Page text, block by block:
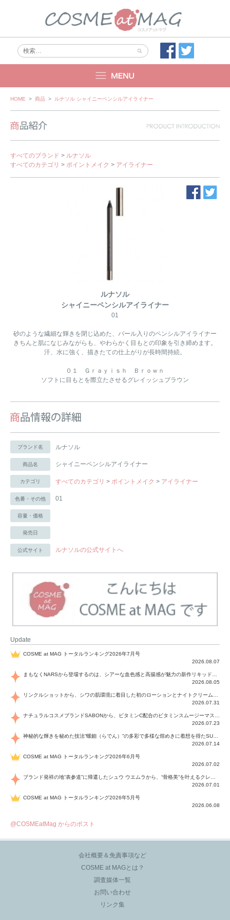
Skip
HOME > 商品 > ルナソル シャイニーペンシルアイライナー
すべてのブランド > ルナソル
すべてのカテゴリ > ポイントメイク > アイライナー
ルナソル
シャイニーペンシルアイライナー
01
砂のような繊細な輝きを閉じ込めた、パール入りのペンシルアイライナー
きちんと肌になじみながらも、やわらかく目もとの印象を引き締めます。
汗、水に強く、描きたての仕上がりが長時間持続。
０１ Ｇｒａｙｉｓｈ Ｂｒｏｗｎ
ソフトに目もとを際立たさせるグレイッシュブラウン
ブランド名 ルナソル
商品名 シャイニーペンシルアイライナー
カテゴリ すべてのカテゴリ > ポイントメイク > アイライナー
色番・その他 01
容量・価格
発売日
公式サイト ルナソルの公式サイトへ
Update
COSME at MAG トータルランキング2026年7月号
2026.08.07
2026.08.05
2026.07.31
2026.07.23
2026.07.14
COSME at MAG トータルランキング2026年6月号
2026.07.02
2026.07.01
COSME at MAG トータルランキング2026年5月号
2026.06.08
@COSMEatMag からのポスト
会社概要＆免責事項など
COSME at MAGとは？
調査媒体一覧
お問い合わせ
リンク集